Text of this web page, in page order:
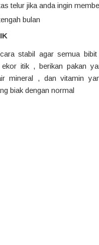
telur jika anda ingin
bulan
stabil agar semua
itik , berikan pakan
mineral , dan vitamin
biak dengan normal